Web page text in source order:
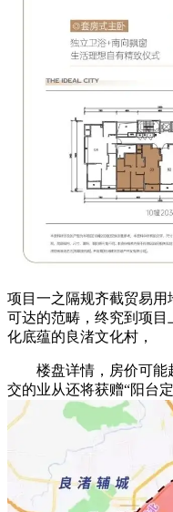
项目一之隔规齐截贸易
可达的范畴，终究到项
化底蕴的良渚文化村，
楼盘详情，房价可能
交的业从还将获赠“阳台